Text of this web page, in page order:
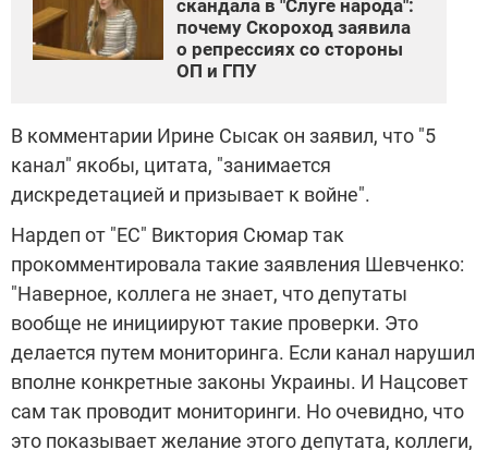
скандала в "Слуге народа":
почему Скороход заявила
о репрессиях со стороны
ОП и ГПУ
В комментарии Ирине Сысак он заявил, что "5
канал" якобы, цитата, "занимается
дискредетацией и призывает к войне".
Нардеп от "ЕС" Виктория Сюмар так
прокомментировала такие заявления Шевченко:
"Наверное, коллега не знает, что депутаты
вообще не инициируют такие проверки. Это
делается путем мониторинга. Если канал нарушил
вполне конкретные законы Украины. И Нацсовет
сам так проводит мониторинги. Но очевидно, что
это показывает желание этого депутата, коллеги,